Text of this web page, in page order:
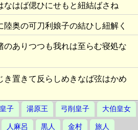
なはば偲ひにせもと紐結ばさね
奥の可刀利娘子の結ひし紐解く
のありつつも我れは至らむ寝処な
き置きて反らしめきなば弦はかめ
子 湯原王 弓削皇子 大伯皇女
人麻呂 黒人 金村 旅人